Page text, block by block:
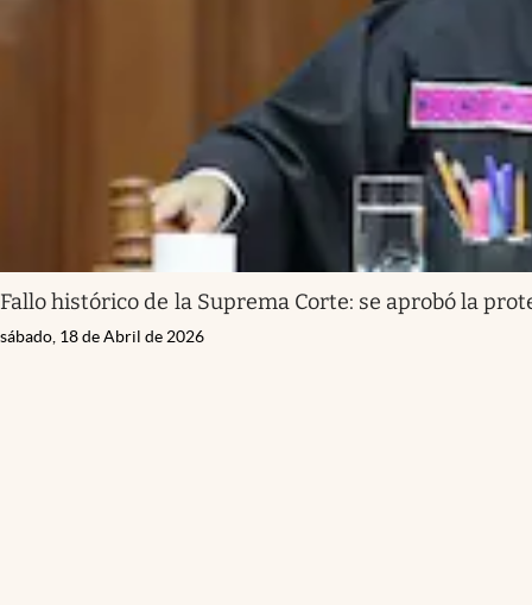
Fallo histórico de la Suprema Corte: se aprobó la
sábado, 18 de Abril de 2026